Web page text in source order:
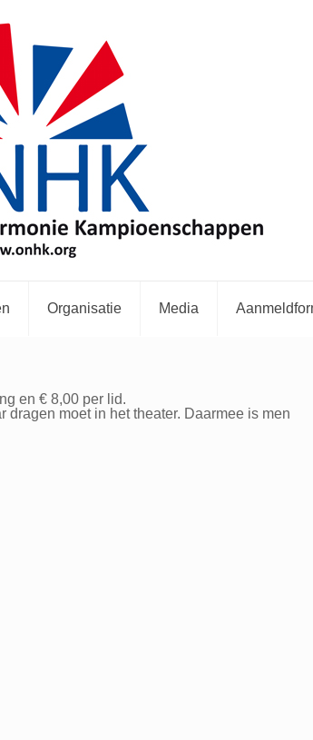
Organisatie Media
en € 8,00 per lid.
moet in het theater. Daarmee is men